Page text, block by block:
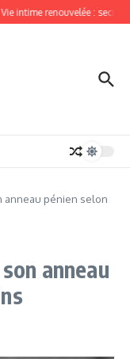
intime renouvelée : secrets
anneau pénien selon
anneau